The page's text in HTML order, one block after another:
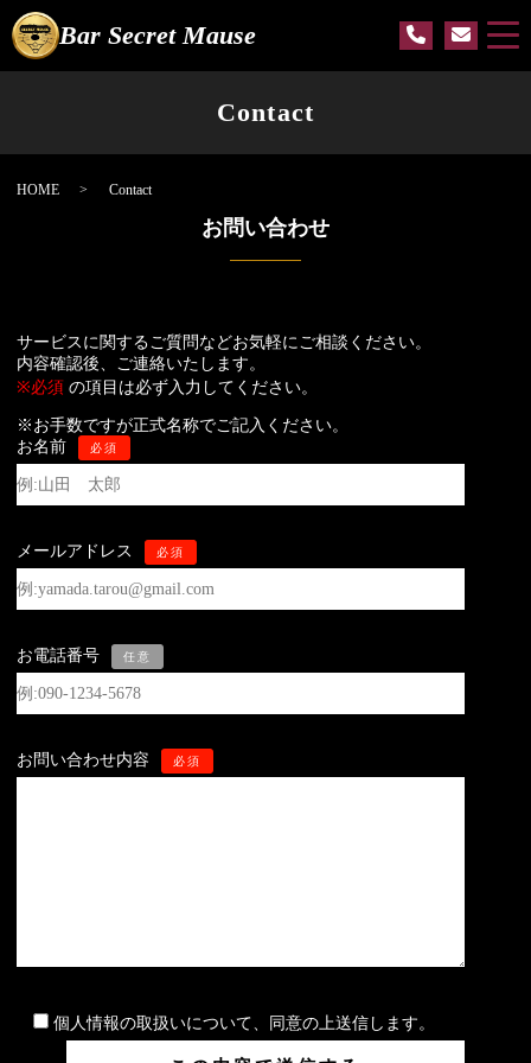
Bar Secret Mause
Contact
HOME Contact
お問い合わせ
サービスに関するご質問などお気軽にご相談ください。
内容確認後、ご連絡いたします。
※必須 の項目は必ず入力してください。
※お手数ですが正式名称でご記入ください。
お名前
必須
メールアドレス 必須
お電話番号 任意
お問い合わせ内容 必須
個人情報の取扱いについて、同意の上送信します。